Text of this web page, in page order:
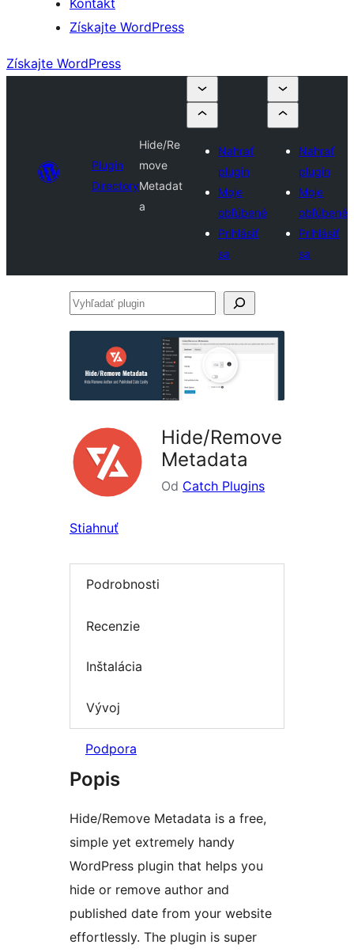
Kontakt
Získajte WordPress
Získajte WordPress
Plugin
Directory
Hide/Re
move
Metadat
a
Nahrať
plugin
Moje
obľúbené
Prihlásiť
sa
Nahrať
plugin
Moje
obľúbené
Prihlásiť
sa
Vyhľadať
Hide/Remove
Metadata
Od Catch Plugins
Stiahnuť
Podrobnosti
Recenzie
Inštalácia
Vývoj
Podpora
Popis
Hide/Remove Metadata is a free,
simple yet extremely handy
WordPress plugin that helps you
hide or remove author and
published date from your website
effortlessly. The plugin is super